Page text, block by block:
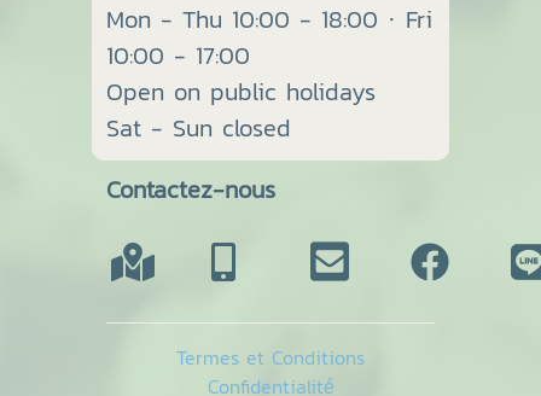
Mon - Thu 10:00 - 18:00 · Fri
10:00 - 17:00
Open on public holidays
Sat - Sun closed
Contactez-nous
Termes et Conditions
Confidentialité